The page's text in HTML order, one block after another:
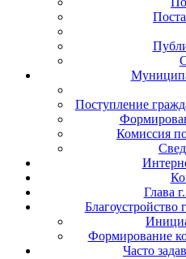
Поступление
Комиссия
Глава
Благоустройство
Формирование
Часто